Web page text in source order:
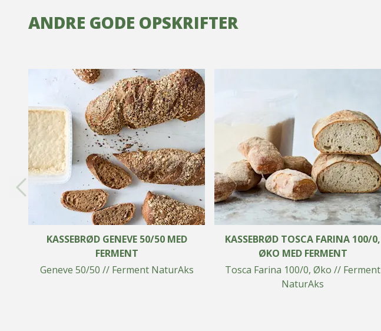
ANDRE GODE OPSKRIFTER
KASSEBRØD GENEVE 50/50 MED
FERMENT
Geneve 50/50 // Ferment NaturAks
KASSEBRØD TOSCA FARINA 100/0,
ØKO MED FERMENT
Tosca Farina 100/0, Øko // Ferment
NaturAks